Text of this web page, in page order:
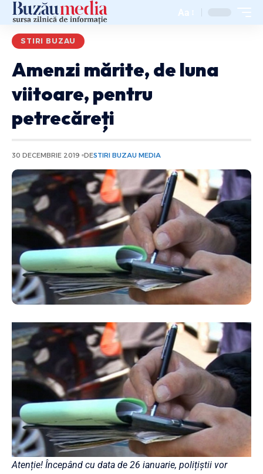
Aa
STIRI BUZAU
Amenzi mărite, de luna
viitoare, pentru
petrecăreți
30 DECEMBRIE 2019 DESTIRI BUZAU MEDIA
Atenție! Începând cu data de 26 ianuarie, polițiștii vor